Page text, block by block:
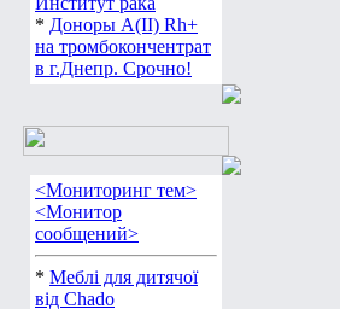
* Доноры А(ІІ) Rh+
на тромбокончентрат
в г.Днепр. Срочно!
<Мониторинг тем>
<Монитор
сообщений>
* Меблі для дитячої
від Chado